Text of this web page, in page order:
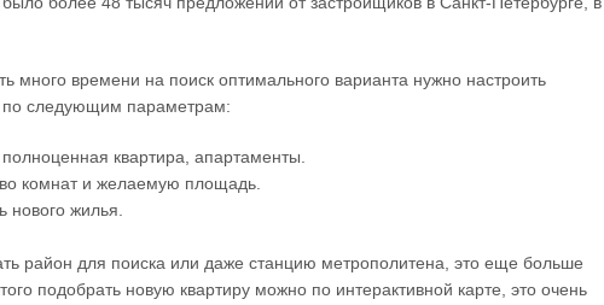
много времени на поиск оптимального варианта нужно настроить
по следующим параметрам:
квартира, апартаменты.
комнат и желаемую площадь.
нового жилья.
район для поиска или даже станцию метрополитена, это еще больше
подобрать новую квартиру можно по интерактивной карте, это очень